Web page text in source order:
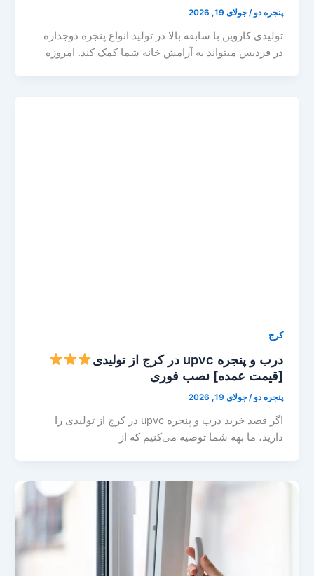
پنجره دو/جولای 19, 2026
تولیدی کاروین با سابقه بالا در تولید انواع پنجره دوجداره
در فردیس میتواند به آرامش خانه شما کمک کند. امروزه
کرج
درب و پنجره upvc در کرج از تولیدی
[قیمت عمده] نصب فوری
پنجره دو/جولای 19, 2026
اگر قصد خرید درب و پنجره upvc در کرج از تولیدی را
دارید، ما بهه شما توصیه می‌کنیم که از